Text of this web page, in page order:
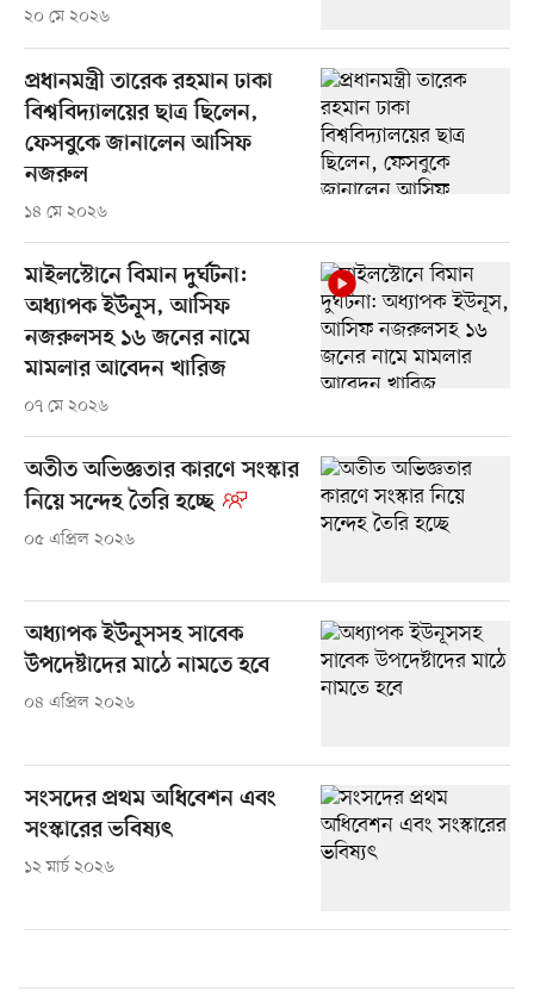
২০ মে ২০২৬
প্রধানমন্ত্রী তারেক রহমান ঢাকা
বিশ্ববিদ্যালয়ের ছাত্র ছিলেন,
ফেসবুকে জানালেন আসিফ
নজরুল
১৪ মে ২০২৬
মাইলস্টোনে বিমান দুর্ঘটনা:
অধ্যাপক ইউনূস, আসিফ
নজরুলসহ ১৬ জনের নামে
মামলার আবেদন খারিজ
০৭ মে ২০২৬
অতীত অভিজ্ঞতার কারণে সংস্কার
নিয়ে সন্দেহ তৈরি হচ্ছে
০৫ এপ্রিল ২০২৬
অধ্যাপক ইউনূসসহ সাবেক
উপদেষ্টাদের মাঠে নামতে হবে
০৪ এপ্রিল ২০২৬
সংসদের প্রথম অধিবেশন এবং
সংস্কারের ভবিষ্যৎ
১২ মার্চ ২০২৬